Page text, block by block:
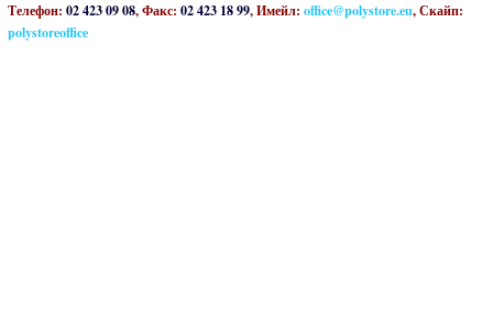
Телефон: 02 423 09 08, Факс: 02 423 18 99, Имейл: office@polystore.eu, Скайп:
polystoreoffice